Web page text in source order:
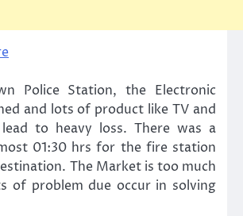
Police Station, the Electronic
and lots of product like TV and
to heavy loss. There was a
01:30 hrs for the fire station
The Market is too much
of problem due occur in solving